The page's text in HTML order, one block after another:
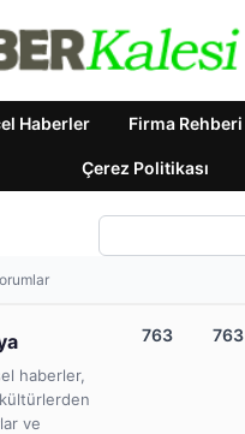
Haberler Firma Rehberi
Çerez Politikası
haberler,
ve
763 763